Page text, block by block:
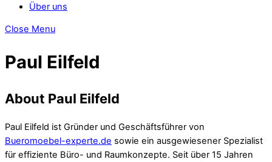
Über uns
Close Menu
Paul Eilfeld
About Paul Eilfeld
Paul Eilfeld ist Gründer und Geschäftsführer von
Bueromoebel-experte.de sowie ein ausgewiesener Spezialist
für effiziente Büro- und Raumkonzepte. Seit über 15 Jahren